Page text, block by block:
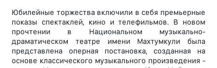
Юбилейные торжества включили в себя премьерные
показы спектаклей, кино и телефильмов. В новом
прочтении в Национальном музыкально-
драматическом театре имени Махтумкули была
представлена оперная постановка, созданная на
основе классического музыкального произведения -